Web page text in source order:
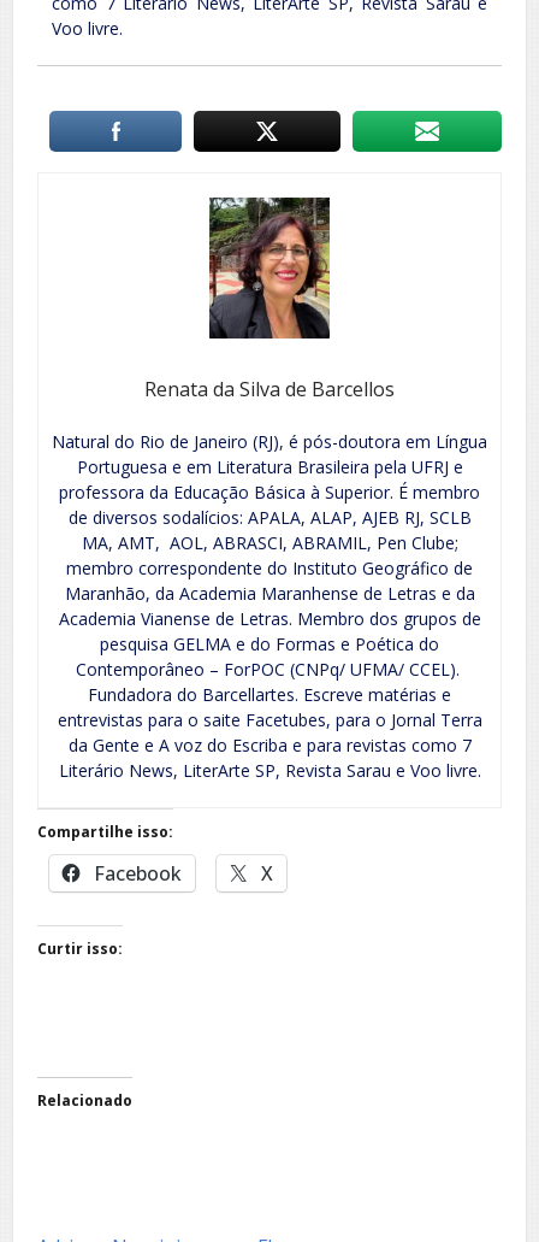
Voo livre.
Renata da Silva de Barcellos
Natural do Rio de Janeiro (RJ), é pós-doutora em Língua
Portuguesa e em Literatura Brasileira pela UFRJ e
professora da Educação Básica à Superior. É membro
de diversos sodalícios: APALA, ALAP, AJEB RJ, SCLB
MA, AMT, AOL, ABRASCI, ABRAMIL, Pen Clube;
membro correspondente do Instituto Geográfico de
Maranhão, da Academia Maranhense de Letras e da
Academia Vianense de Letras. Membro dos grupos de
pesquisa GELMA e do Formas e Poética do
Contemporâneo – ForPOC (CNPq/ UFMA/ CCEL).
Fundadora do Barcellartes. Escreve matérias e
entrevistas para o saite Facetubes, para o Jornal Terra
da Gente e A voz do Escriba e para revistas como 7
Literário News, LiterArte SP, Revista Sarau e Voo livre.
Compartilhe isso:
Facebook X
Curtir isso:
Relacionado